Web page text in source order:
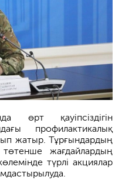
өрт қауіпсіздігін
профилактикалық
жатыр. Тұрғындардың
төтенше жағдайлардың
түрлі акциялар